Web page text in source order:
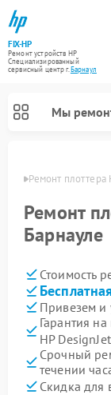
FIX-HP
Ремонт устройств HP
Специализированный
cервисный центр г.Барнаул
Мы
Ремонт плоттера
Ремонт
Барнауле
Стоимость
Привезем и
Гарантия
HP
Срочный
течении
Скидка для